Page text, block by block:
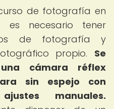
de fotografía en
es necesario tener
de fotografía y
propio. Se
cámara réflex
sin espejo con
manuales.